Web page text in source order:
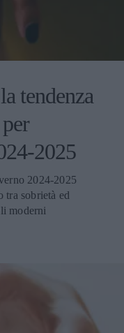
tendenza
2025
2024-2025
tra sobrietà ed
moderni